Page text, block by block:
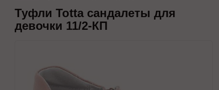
Туфли Totta сандалеты для
девочки 11/2-КП